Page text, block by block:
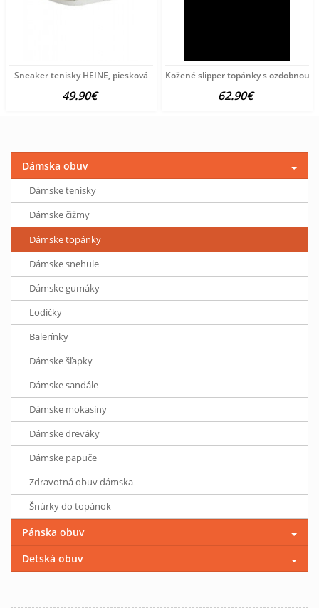
Sneaker tenisky HEINE, piesková
49.90€
Kožené slipper topánky s ozdobnou
62.90€
Dámska obuv
Dámske tenisky
Dámske čižmy
Dámske topánky
Dámske snehule
Dámske gumáky
Lodičky
Balerínky
Dámske šľapky
Dámske sandále
Dámske mokasíny
Dámske dreváky
Dámske papuče
Zdravotná obuv dámska
Šnúrky do topánok
Pánska obuv
Detská obuv